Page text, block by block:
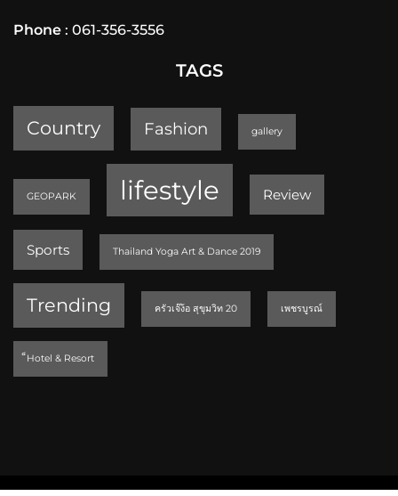
Phone : 061-356-3556
TAGS
Country Fashion gallery
GEOPARK lifestyle Review
Sports Thailand Yoga Art & Dance 2019
Trending ครัวเจ๊ง้อ สุขุมวิท 20 เพชรบูรณ์
็Hotel & Resort